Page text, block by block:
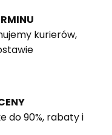
kurierów,
do 90%, rabaty i